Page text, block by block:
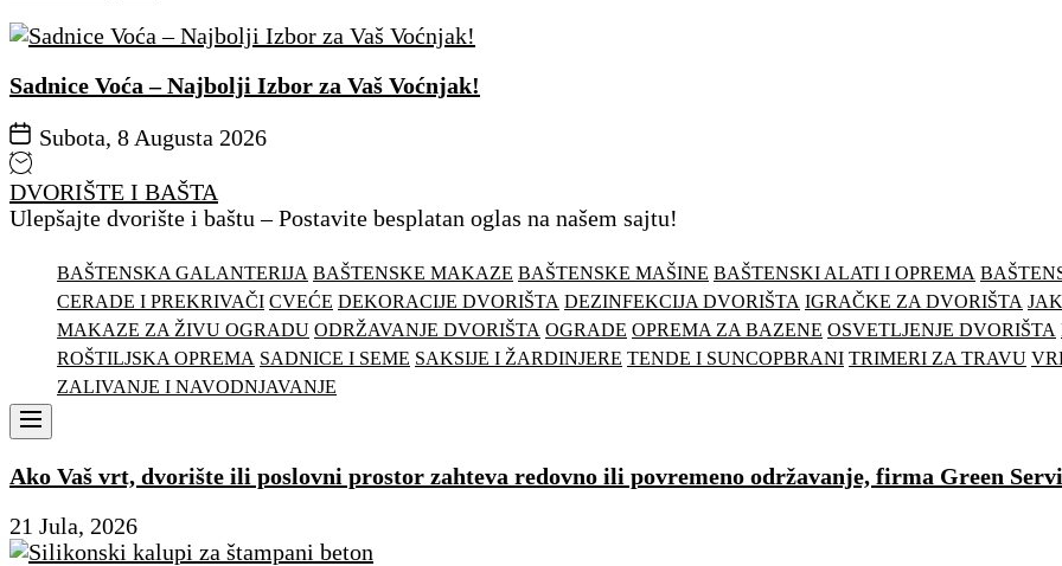
Sadnice Voća – Najbolji Izbor za Vaš Voćnjak!
Subota, 8 Augusta 2026
DVORIŠTE I BAŠTA
Ulepšajte dvorište i baštu – Postavite besplatan oglas na našem sajtu!
BAŠTENSKA GALANTERIJA BAŠTENSKE MAKAZE BAŠTENSKE MAŠINE BAŠTENSKI ALATI I OPREMA
CERADE I PREKRIVAČI CVEĆE DEKORACIJE DVORIŠTA DEZINFEKCIJA DVORIŠTA IGRAČKE ZA DVORIŠTA
MAKAZE ZA ŽIVU OGRADU ODRŽAVANJE DVORIŠTA OGRADE OPREMA ZA BAZENE OSVETLJENJE DVORIŠTA
ROŠTILJSKA OPREMA SADNICE I SEME SAKSIJE I ŽARDINJERE TENDE I SUNCOPBRANI TRIMERI ZA TRAVU
ZALIVANJE I NAVODNJAVANJE
Menu
Ako Vaš vrt, dvorište ili poslovni prostor zahteva redovno ili povremeno održavanje, firma Green
21 Jula, 2026